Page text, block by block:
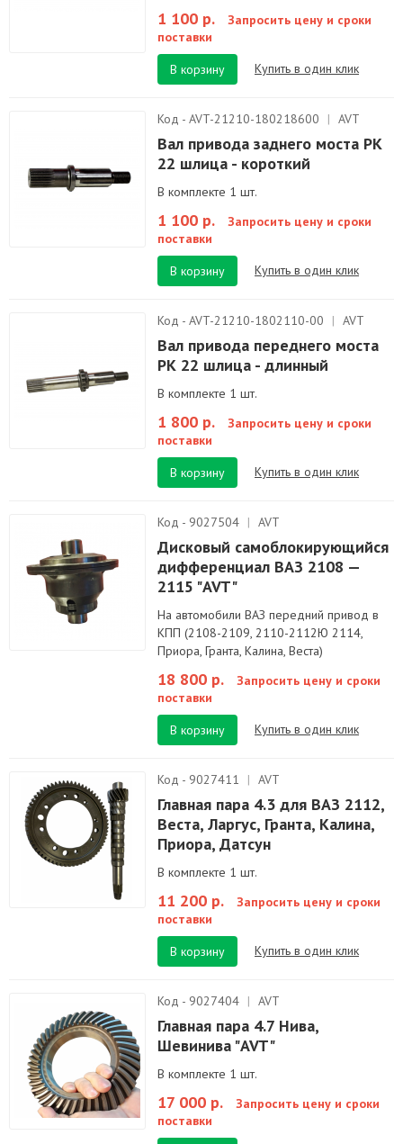
1 100 р.
Запросить цену и сроки
поставки
В корзину
Купить в один клик
Код - AVT-21210-180218600 | AVT
Вал привода заднего моста РК
22 шлица - короткий
В комплекте 1 шт.
1 100 р.
Запросить цену и сроки
поставки
В корзину
Купить в один клик
Код - AVT-21210-1802110-00 | AVT
Вал привода переднего моста
РК 22 шлица - длинный
В комплекте 1 шт.
1 800 р.
Запросить цену и сроки
поставки
В корзину
Купить в один клик
Код - 9027504 | AVT
Дисковый самоблокирующийся
дифференциал ВАЗ 2108 —
2115 "AVT"
На автомобили ВАЗ передний привод в
КПП (2108-2109, 2110-2112Ю 2114,
Приора, Гранта, Калина, Веста)
18 800 р.
Запросить цену и сроки
поставки
В корзину
Купить в один клик
Код - 9027411 | AVT
Главная пара 4.3 для ВАЗ 2112,
Веста, Ларгус, Гранта, Калина,
Приора, Датсун
В комплекте 1 шт.
11 200 р.
Запросить цену и сроки
поставки
В корзину
Купить в один клик
Код - 9027404 | AVT
Главная пара 4.7 Нива,
Шевинива "AVT"
В комплекте 1 шт.
17 000 р.
Запросить цену и сроки
поставки